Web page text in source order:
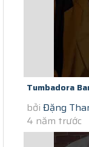
Tumbadora
Lockdown Ao
bởi Đặng
4 năm trước